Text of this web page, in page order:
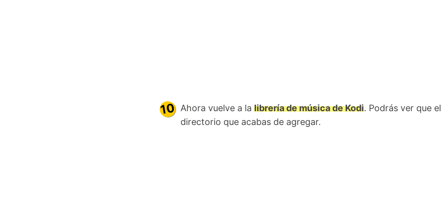
Ahora vuelve a la librería de música de Kodi. Podrás ver que el
directorio que acabas de agregar.